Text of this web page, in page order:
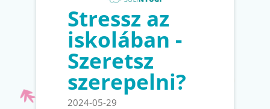
Stressz az
iskolában -
Szeretsz
szerepelni?
2024-05-29